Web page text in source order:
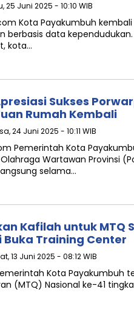
25 Juni 2025 - 10:10 WIB
Kota Payakumbuh
data
kota…
Sukses
Rumah Kembali
24 Juni 2025 - 10:11 WIB
Pemerintah Kota
Wartawan Provinsi
selama…
Kafilah untuk MTQ
Training Center
13 Juni 2025 - 08:12 WIB
Kota Payakumbuh
(MTQ) Nasional ke-41